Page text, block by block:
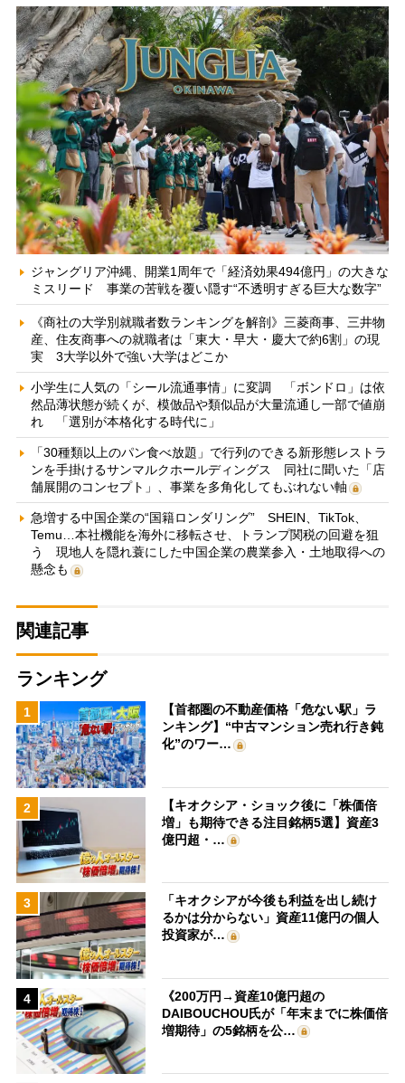
ジャングリア沖縄、開業1周年で「経済効果494億円」の大きな
ミスリード 事業の苦戦を覆い隠す“不透明すぎる巨大な数字”
《商社の大学別就職者数ランキングを解剖》三菱商事、三井物
産、住友商事への就職者は「東大・早大・慶大で約6割」の現
実 3大学以外で強い大学はどこか
小学生に人気の「シール流通事情」に変調 「ボンドロ」は依
然品薄状態が続くが、模倣品や類似品が大量流通し一部で値崩
れ 「選別が本格化する時代に」
「30種類以上のパン食べ放題」で行列のできる新形態レストラ
ンを手掛けるサンマルクホールディングス 同社に聞いた「店
舗展開のコンセプト」、事業を多角化してもぶれない軸
急増する中国企業の“国籍ロンダリング” SHEIN、TikTok、
Temu…本社機能を海外に移転させ、トランプ関税の回避を狙
う 現地人を隠れ蓑にした中国企業の農業参入・土地取得への
懸念も
関連記事
ランキング
1
【首都圏の不動産価格「危ない駅」ラ
ンキング】“中古マンション売れ行き鈍
化”のワー…
2
【キオクシア・ショック後に「株価倍
増」も期待できる注目銘柄5選】資産3
億円超・…
3
「キオクシアが今後も利益を出し続け
るかは分からない」資産11億円の個人
投資家が…
4
《200万円→資産10億円超の
DAIBOUCHOU氏が「年末までに株価倍
増期待」の5銘柄を公…